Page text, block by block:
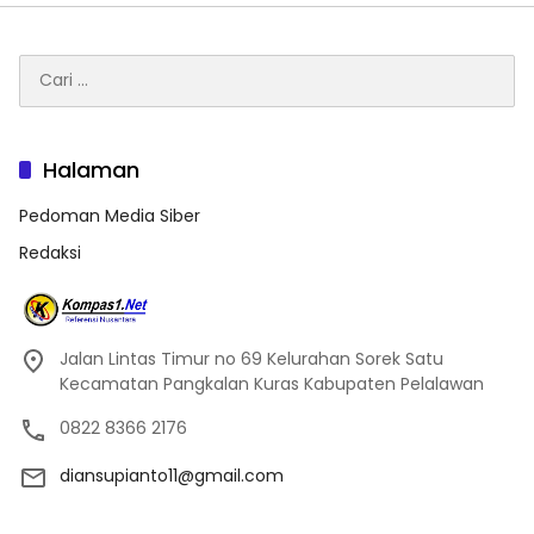
untuk:
Halaman
Pedoman Media Siber
Redaksi
Jalan Lintas Timur no 69 Kelurahan Sorek Satu
Kecamatan Pangkalan Kuras Kabupaten Pelalawan
0822 8366 2176
diansupianto11@gmail.com